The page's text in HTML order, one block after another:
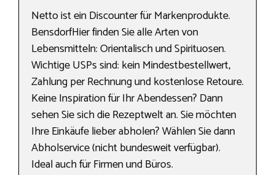
Netto ist ein Discounter für Markenprodukte.
BensdorfHier finden Sie alle Arten von
Lebensmitteln: Orientalisch und Spirituosen.
Wichtige USPs sind: kein Mindestbestellwert,
Zahlung per Rechnung und kostenlose Retoure.
Keine Inspiration für Ihr Abendessen? Dann
sehen Sie sich die Rezeptwelt an. Sie möchten
Ihre Einkäufe lieber abholen? Wählen Sie dann
Abholservice (nicht bundesweit verfügbar).
Ideal auch für Firmen und Büros.